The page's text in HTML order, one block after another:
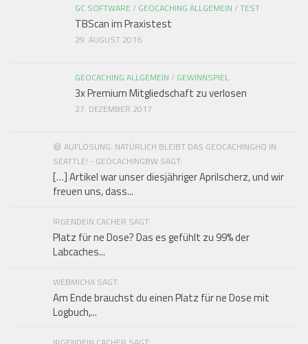
GC SOFTWARE / GEOCACHING ALLGEMEIN /TEST
TBScan im Praxistest
29. AUGUST 2016
GEOCACHING ALLGEMEIN / GEWINNSPIEL
3x Premium Mitgliedschaft zu verlosen
27. DEZEMBER 2017
😄 AUFLÖSUNG: NATÜRLICH BLEIBT DAS GEOCACHINGHQ IN
SEATTLE! - GEOCACHINGBW SAGT:
[…] Artikel war unser diesjähriger Aprilscherz, und wir
freuen uns, dass...
IRGENDEIN CACHER SAGT:
Platz für ne Dose? Das es gefühlt zu 99% der
Labcaches...
WEBMICHA SAGT:
Am Ende brauchst du einen Platz für ne Dose mit
Logbuch,...